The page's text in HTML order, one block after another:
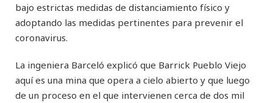
bajo estrictas medidas de distanciamiento físico y
adoptando las medidas pertinentes para prevenir el
coronavirus.
La ingeniera Barceló explicó que Barrick Pueblo Viejo
aquí es una mina que opera a cielo abierto y que luego
de un proceso en el que intervienen cerca de dos mil